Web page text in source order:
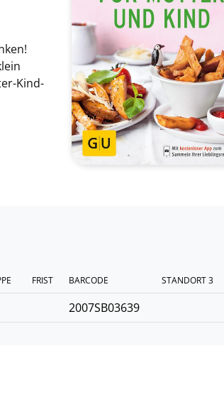
Kind-
FRIST BARCODE STANDORT 3
2007SB03639